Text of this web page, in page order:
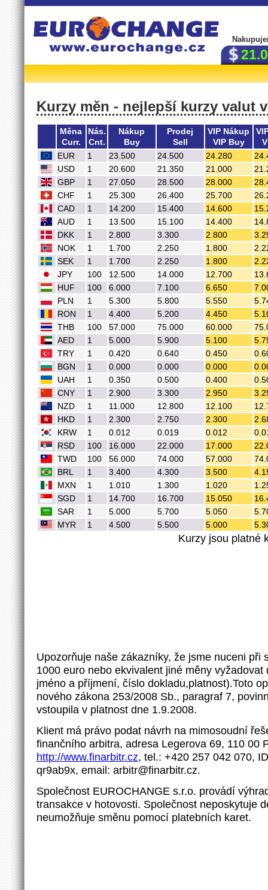
Kurzy měn - nejlepší kurzy valut
Měna
Curr.
Nás.
Cnt.
Nákup
Buy
Prodej
Sell
VIP Nákup
VIP Buy
EUR
1 23.500 24.500 24.280
USD
1 20.600 21.350 21.000
GBP
1 27.050 28.500 28.000
CHF
1 25.300 26.400 25.700
CAD
1 14.200 15.400 14.600
AUD
1 13.500 15.100 14.400
DKK
1 2.800 3.300 2.800
NOK
1 1.700 2.250 1.800
SEK
1 1.700 2.250 1.800
JPY
100 12.500 14.000 12.700
HUF
100 6.000 7.100 6.650
PLN
1 5.300 5.800 5.550
RON
1 4.400 5.200 4.450
THB
100 57.000 75.000 60.000
AED
1 5.000 5.900 5.100
TRY
1 0.420 0.640 0.450
BGN
1 0.000 0.000 0.000
UAH
1 0.350 0.500 0.400
CNY
1 2.900 3.300 2.950
NZD
1 11.000 12.800 12.100
HKD
1 2.300 2.750 2.300
KRW
1 0.012 0.019 0.012
RSD
100 16.000 22.000 17.000
TWD
100 56.000 74.000 57.000
BRL
1 3.400 4.300 3.500
MXN
1 1.010 1.300 1.020
SGD
1 14.700 16.700 15.050
SAR
1 5.000 5.700 5.050
MYR
1 4.500 5.500 5.000
Kurzy jsou platné
Upozorňuje naše zákazníky, že jsme nuceni při
1000 euro nebo ekvivalent jiné měny vyžadovat
jméno a příjmení, číslo dokladu,platnost).Toto
nového zákona 253/2008 Sb., paragraf 7,
vstoupila v platnost dne 1.9.2008.
Klient má právo podat návrh na mimosoudní
finančního arbitra, adresa Legerova 69, 110 00
http://www.finarbitr.cz, tel.: +420 257 042 070,
qr9ab9x, email: arbitr@finarbitr.cz.
Společnost EUROCHANGE s.r.o. provádí
transakce v hotovosti. Společnost neposkytuje
neumožňuje směnu pomocí platebních karet.